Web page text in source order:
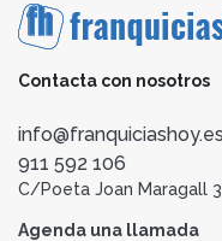
Contacta con nosotros
info@franquiciashoy.es
911 592 106
C/Poeta Joan Maragall
Agenda una llamada